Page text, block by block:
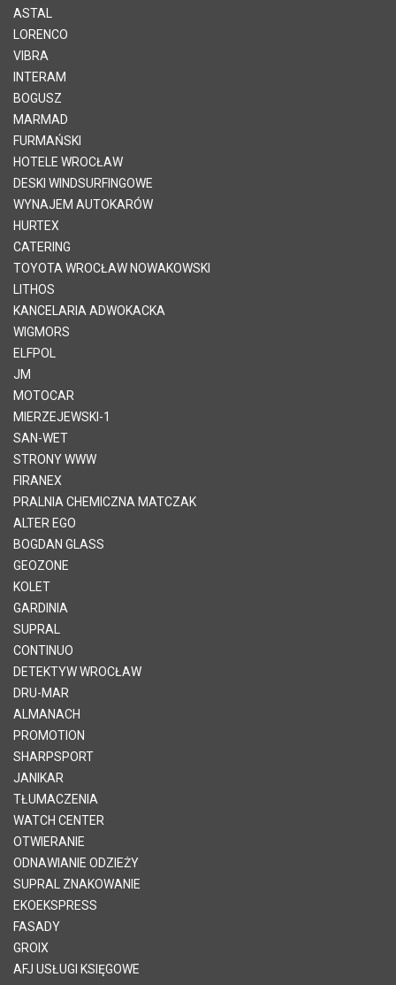
ASTAL
LORENCO
VIBRA
INTERAM
BOGUSZ
MARMAD
FURMAŃSKI
HOTELE WROCŁAW
DESKI WINDSURFINGOWE
WYNAJEM AUTOKARÓW
HURTEX
CATERING
TOYOTA WROCŁAW NOWAKOWSKI
LITHOS
KANCELARIA ADWOKACKA
WIGMORS
ELFPOL
JM
MOTOCAR
MIERZEJEWSKI-1
SAN-WET
STRONY WWW
FIRANEX
PRALNIA CHEMICZNA MATCZAK
ALTER EGO
BOGDAN GLASS
GEOZONE
KOLET
GARDINIA
SUPRAL
CONTINUO
DETEKTYW WROCŁAW
DRU-MAR
ALMANACH
PROMOTION
SHARPSPORT
JANIKAR
TŁUMACZENIA
WATCH CENTER
OTWIERANIE
ODNAWIANIE ODZIEŻY
SUPRAL ZNAKOWANIE
EKOEKSPRESS
FASADY
GROIX
AFJ USŁUGI KSIĘGOWE